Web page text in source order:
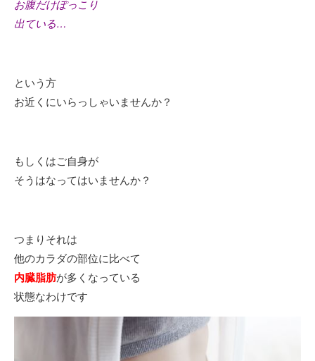
お腹だけぽっこり
出ている…
という方
お近くにいらっしゃいませんか？
もしくはご自身が
そうはなってはいませんか？
つまりそれは
他のカラダの部位に比べて
内臓脂肪が多くなっている
状態なわけです